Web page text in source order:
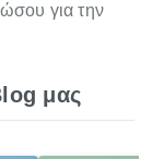
για την
μας